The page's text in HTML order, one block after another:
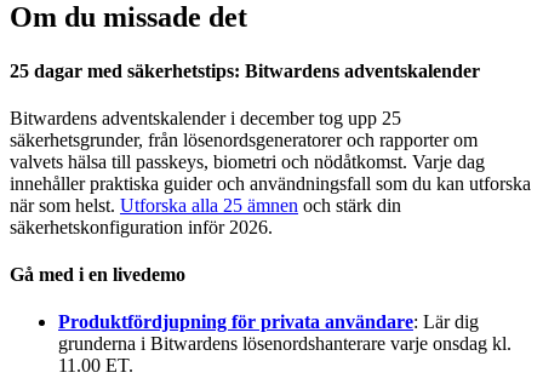
Om du missade det
25 dagar med säkerhetstips: Bitwardens adventskalender
Bitwardens adventskalender i december tog upp 25
säkerhetsgrunder, från lösenordsgeneratorer och rapporter om
valvets hälsa till passkeys, biometri och nödåtkomst. Varje dag
innehåller praktiska guider och användningsfall som du kan utforska
när som helst. Utforska alla 25 ämnen och stärk din
säkerhetskonfiguration inför 2026.
Gå med i en livedemo
Produktfördjupning för privata användare: Lär dig
grunderna i Bitwardens lösenordshanterare varje onsdag kl.
11.00 ET.